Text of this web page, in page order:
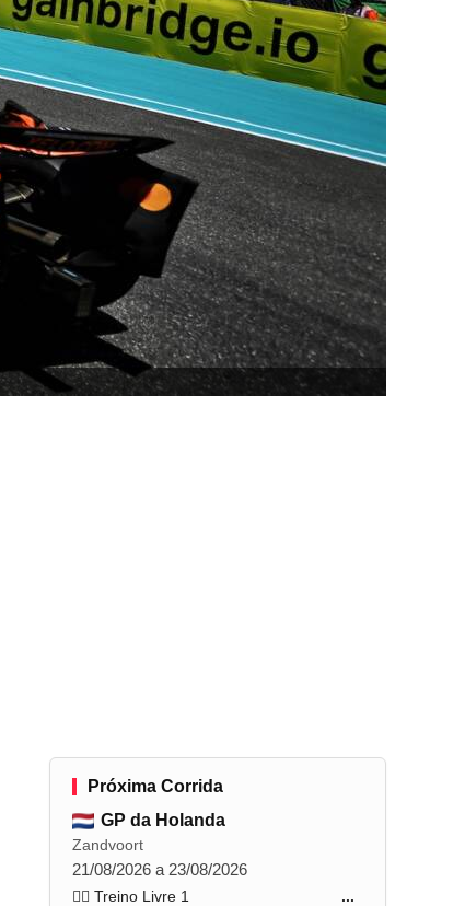
Próxima Corrida
GP da Holanda
Zandvoort
21/08/2026 a 23/08/2026
🏋️‍♂️ Treino Livre 1 ...